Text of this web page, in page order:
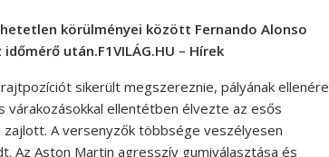
körülményei között Fernando Alonso
után.F1VILÁG.HU – Hírek
sikerült megszereznie, pályának ellenére
ellentétben élvezte az esős
A versenyzők többsége veszélyesen
Az Aston Martin agresszív gumiválasztása és